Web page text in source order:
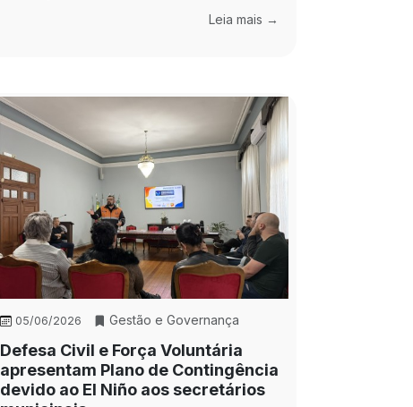
Leia mais →
05/06/2026 Gestão e Governança
Defesa Civil e Força Voluntária
apresentam Plano de Contingência
devido ao El Niño aos secretários